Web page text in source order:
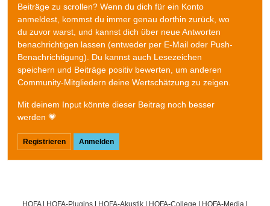
Beiträge zu scrollen? Wenn du dich für ein Konto
anmeldest, kommst du immer genau dorthin zurück, wo
du zuvor warst, und kannst dich über neue Antworten
benachrichtigen lassen (entweder per E-Mail oder Push-
Benachrichtigung). Du kannst auch Lesezeichen
speichern und Beiträge positiv bewerten, um anderen
Community-Mitgliedern deine Wertschätzung zu zeigen.
Mit deinem Input könnte dieser Beitrag noch besser
werden 💗
Registrieren Anmelden
HOFA| HOFA-Plugins | HOFA-Akustik | HOFA-College | HOFA-Media |